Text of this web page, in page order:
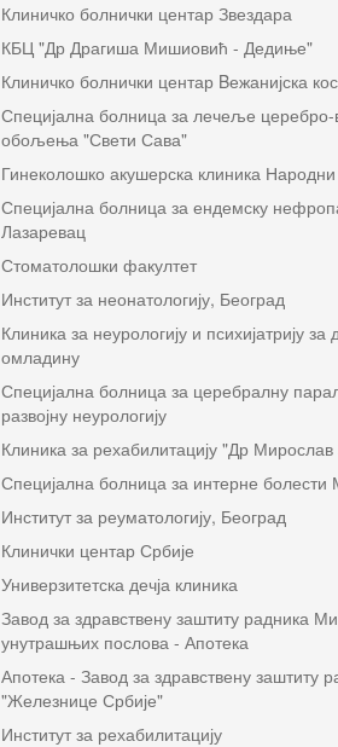
Клиничко болнички центар Звездара
КБЦ "Др Драгиша Мишиовић - Дедиње"
Клиничко болнички центар Bежанијска
Специјална болница за лечеље церебро-
обољења "Свети Сава"
Гинеколошко акушерска клиника
Специјална болница за ендемску
Лазаревац
Стоматолошки факултет
Институт за неонатологију, Београд
Клиника за неурологију и психијатрију за
омладину
Специјална болница за церебралну
развојну неурологију
Клиника за рехабилитацију "Др
Специјална болница за интерне
Институт за реуматологију, Београд
Клинички центар Србије
Универзитетска дечја клиника
Завод за здравствену заштиту радника
унутрашњих послова - Апотека
Апотека - Завод за здравствену заштиту
"Железнице Србије"
Институт за рехабилитацију